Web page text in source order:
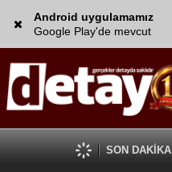
Android uygulamamız
Google Play'de mevcut
SON DAKİKA